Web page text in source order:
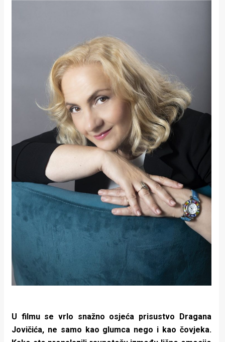
U filmu se vrlo snažno osjeća prisustvo Dragana
Jovičića, ne samo kao glumca nego i kao čovjeka.